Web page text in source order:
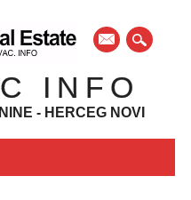
mail
INFO
- HERCEG NOVI